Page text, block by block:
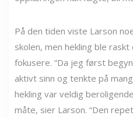
På den tiden viste Larson
skolen, men hekling ble
fokusere. “Da jeg først
aktivt sinn og tenkte på
hekling var veldig
måte, sier Larson. “Den